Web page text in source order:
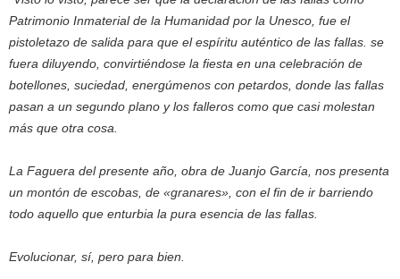
Patrimonio Inmaterial de la Humanidad por la Unesco, fue el
pistoletazo de salida para que el espíritu auténtico de las fallas. se
fuera diluyendo, convirtiéndose la fiesta en una celebración de
botellones, suciedad, energúmenos con petardos, donde las fallas
pasan a un segundo plano y los falleros como que casi molestan
más que otra cosa.
La Faguera del presente año, obra de Juanjo García, nos presenta
un montón de escobas, de «granares», con el fin de ir barriendo
todo aquello que enturbia la pura esencia de las fallas.
Evolucionar, sí, pero para bien.